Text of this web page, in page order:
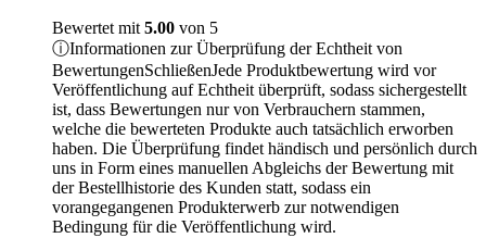
Bewertet mit5.00 von 5
ⓘInformationen zur Überprüfung der Echtheit von
BewertungenSchließenJede Produktbewertung wird vor
Veröffentlichung auf Echtheit überprüft, sodass sichergestellt
ist, dass Bewertungen nur von Verbrauchern stammen,
welche die bewerteten Produkte auch tatsächlich erworben
haben. Die Überprüfung findet händisch und persönlich durch
uns in Form eines manuellen Abgleichs der Bewertung mit
der Bestellhistorie des Kunden statt, sodass ein
vorangegangenen Produkterwerb zur notwendigen
Bedingung für die Veröffentlichung wird.